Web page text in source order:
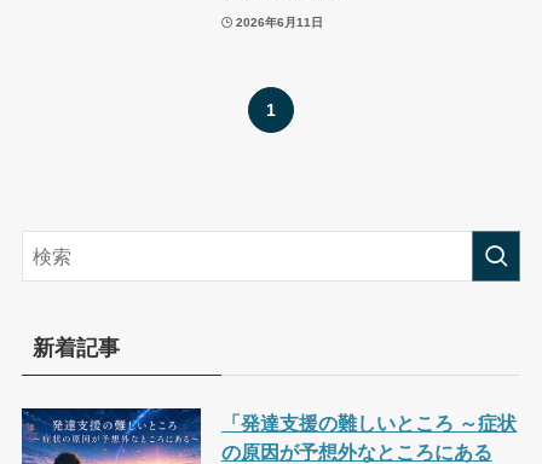
2026年6月11日
1
新着記事
「発達支援の難しいところ ～症状
の原因が予想外なところにある